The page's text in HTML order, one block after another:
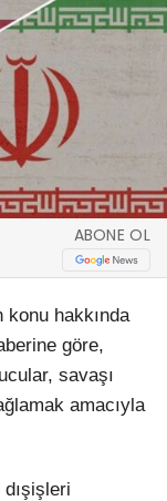
ABONE OL
hakkında
göre,
savaşı
amacıyla